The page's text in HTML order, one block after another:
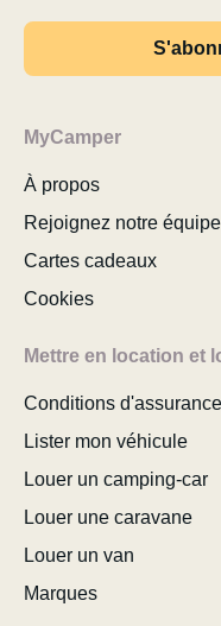
MyCamper
À propos
Rejoignez notre équipe
Cartes cadeaux
Cookies
Mettre en location et
Conditions d'assurance
Lister mon véhicule
Louer un camping-car
Louer une caravane
Louer un van
Marques